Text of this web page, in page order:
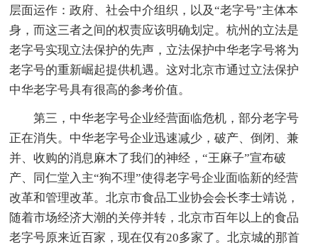
层面运作：政府、社会中介组织，以及“老字号”主体本
身，而这三者之间的权责应该明确划定。杭州的立法是
老字号实现立法保护的先声，立法保护中华老字号将为
老字号的重新崛起提供机遇。这对北京市通过立法保护
中华老字号具有很高的参考价值。
第三，中华老字号企业经营面临危机，部分老字号
正在消失。中华老字号企业迅速减少，破产、倒闭、兼
并、收购的消息麻木了我们的神经，“王麻子”宣布破
产、同仁堂入主“狗不理”使得老字号企业面临新的经营
改革和管理改革。北京市食品工业协会会长李士靖说，
随着市场经济大潮的关停并转，北京市百年以上的食品
老字号原来近百家，现在仅有20多家了。北京城的那首